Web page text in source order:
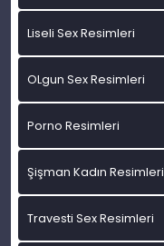
Liseli Sex Resimleri
OLgun Sex Resimleri
Porno Resimleri
Şişman Kadın Resimleri
Travesti Sex Resimleri